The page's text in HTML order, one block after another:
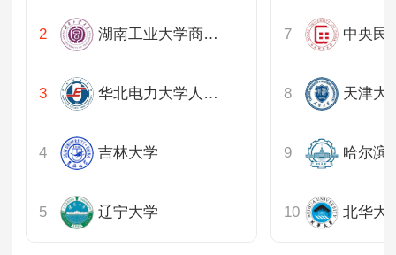
湖南工业大学商学院
华北电力大学人文与社会科学学院
吉林大学
辽宁大学 北华大